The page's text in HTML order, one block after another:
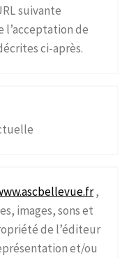
suivante
de
ci-après.
,
images, sons et
de l’éditeur
et/ou